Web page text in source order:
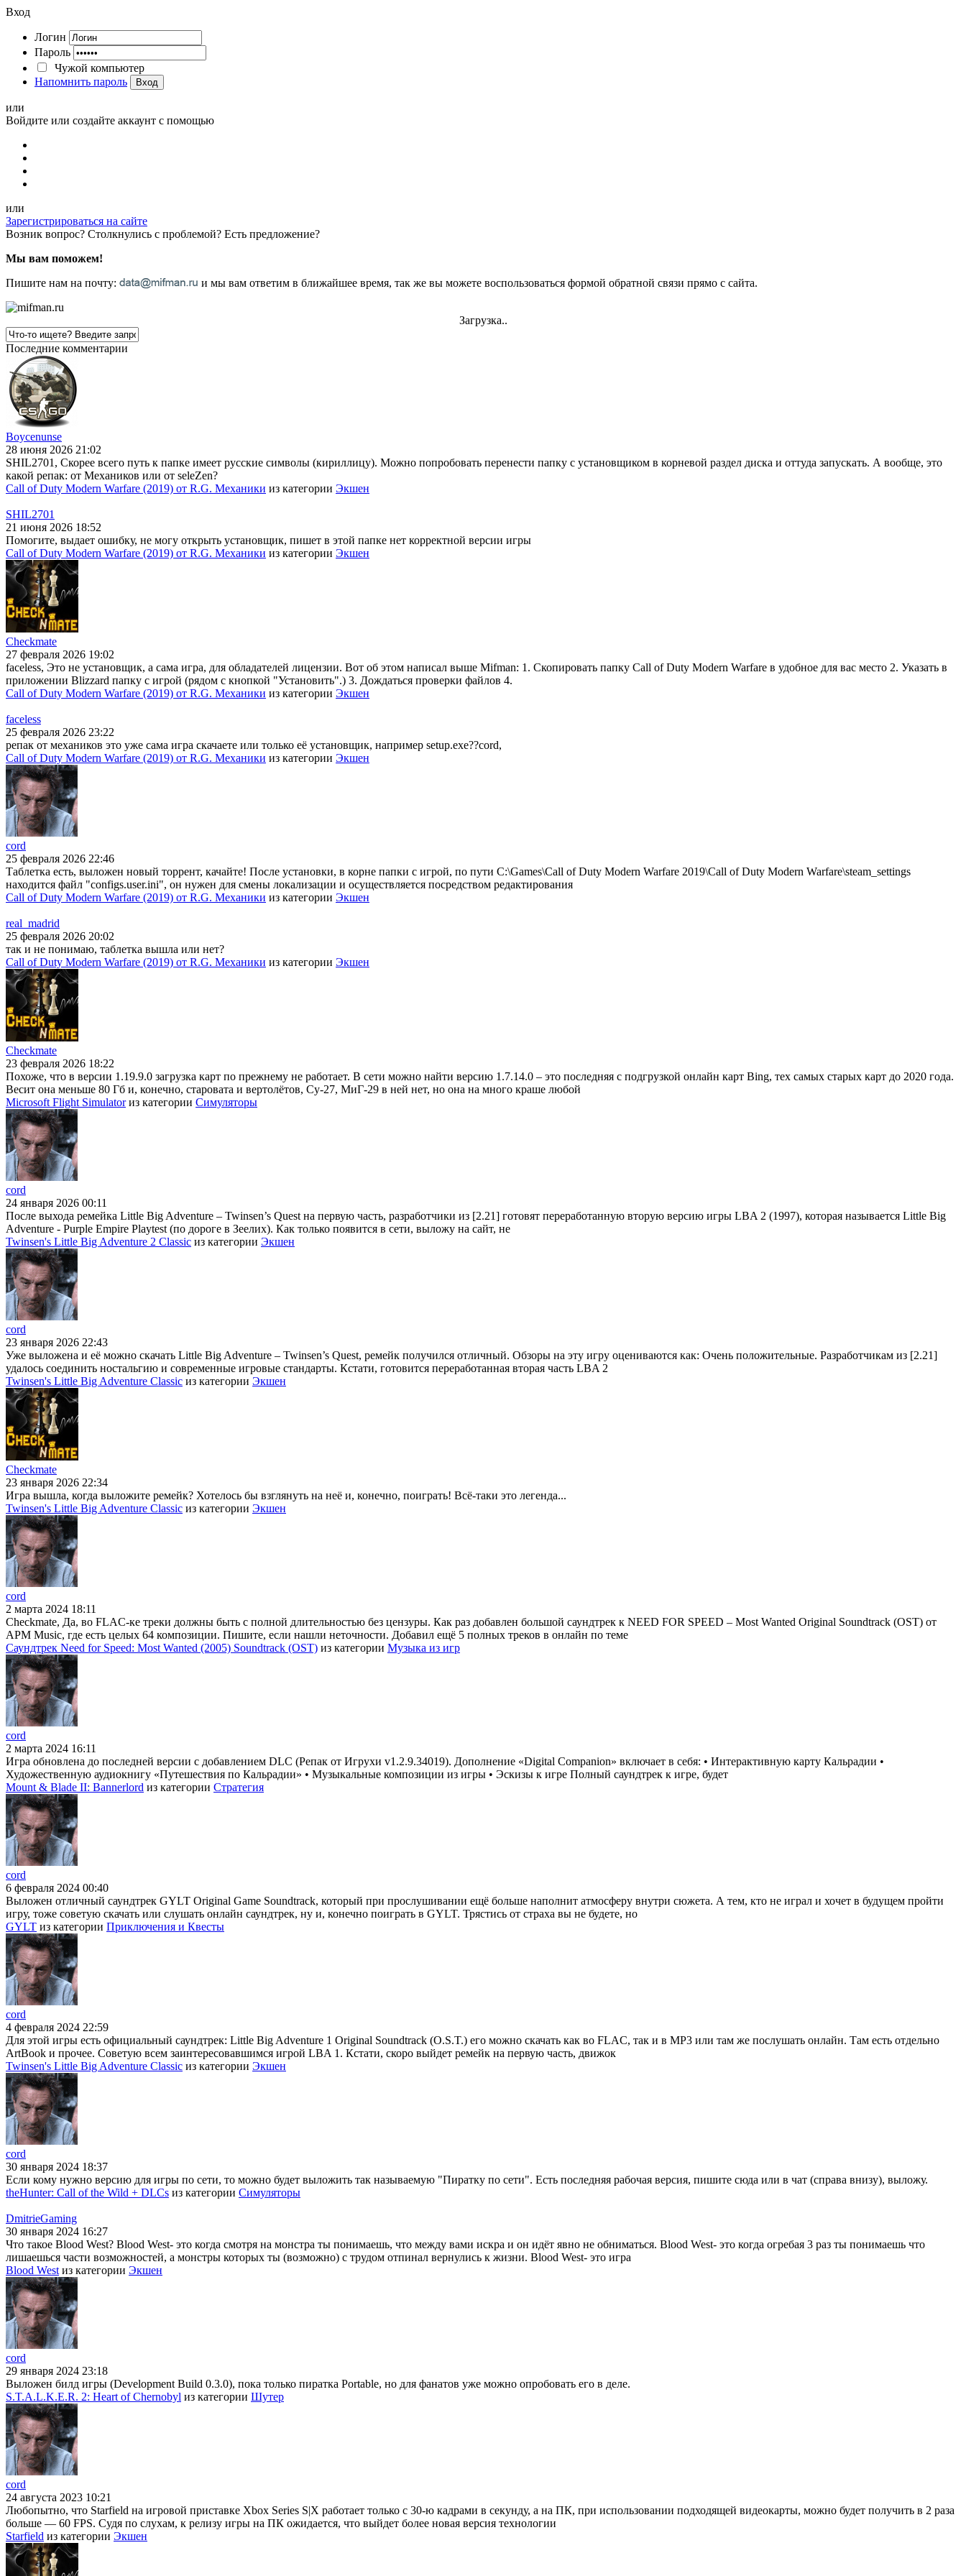
Вход
Логин
Пароль
Чужой компьютер
Напомнить пароль
Вход
или
Войдите или создайте аккаунт с помощью
или
Зарегистрироваться на сайте
Возник вопрос? Столкнулись с проблемой? Есть предложение?
Мы вам поможем!
Пишите нам на почту:
и мы вам ответим в ближайшее время, так же вы можете воспользоваться формой обратной связи прямо с сайта.
Загрузка..
Последние комментарии
Boycenunse
28 июня 2026 21:02
SHIL2701, Скорее всего путь к папке имеет русские символы (кириллицу). Можно попробовать перенести папку с установщиком в корневой раздел диска и оттуда запускать. А вообще, это
какой репак: от Механиков или от seleZen?
Call of Duty Modern Warfare (2019) от R.G. Механики из категории Экшен
SHIL2701
21 июня 2026 18:52
Помогите, выдает ошибку, не могу открыть установщик, пишет в этой папке нет корректной версии игры
Call of Duty Modern Warfare (2019) от R.G. Механики из категории Экшен
Checkmate
27 февраля 2026 19:02
faceless, Это не установщик, а сама игра, для обладателей лицензии. Вот об этом написал выше Mifman: 1. Скопировать папку Call of Duty Modern Warfare в удобное для вас место 2. Указать в
приложении Blizzard папку с игрой (рядом с кнопкой "Установить".) 3. Дождаться проверки файлов 4.
Call of Duty Modern Warfare (2019) от R.G. Механики из категории Экшен
faceless
25 февраля 2026 23:22
репак от механиков это уже сама игра скачаете или только её установщик, например setup.exe??cord,
Call of Duty Modern Warfare (2019) от R.G. Механики из категории Экшен
cord
25 февраля 2026 22:46
Таблетка есть, выложен новый торрент, качайте! После установки, в корне папки с игрой, по пути C:\Games\Call of Duty Modern Warfare 2019\Call of Duty Modern Warfare\steam_settings
находится файл "configs.user.ini", он нужен для смены локализации и осуществляется посредством редактирования
Call of Duty Modern Warfare (2019) от R.G. Механики из категории Экшен
real_madrid
25 февраля 2026 20:02
так и не понимаю, таблетка вышла или нет?
Call of Duty Modern Warfare (2019) от R.G. Механики из категории Экшен
Checkmate
23 февраля 2026 18:22
Похоже, что в версии 1.19.9.0 загрузка карт по прежнему не работает. В сети можно найти версию 1.7.14.0 – это последняя с подгрузкой онлайн карт Bing, тех самых старых карт до 2020 года.
Весит она меньше 80 Гб и, конечно, старовата и вертолётов, Су-27, МиГ-29 в ней нет, но она на много краше любой
Microsoft Flight Simulatorиз категории Симуляторы
cord
24 января 2026 00:11
После выхода ремейка Little Big Adventure – Twinsen’s Quest на первую часть, разработчики из [2.21] готовят переработанную вторую версию игры LBA 2 (1997), которая называется Little Big
Adventure - Purple Empire Playtest (по дороге в Зеелих). Как только появится в сети, выложу на сайт, не
Twinsen's Little Big Adventure 2 Classic из категории Экшен
cord
23 января 2026 22:43
Уже выложена и её можно скачать Little Big Adventure – Twinsen’s Quest, ремейк получился отличный. Обзоры на эту игру оцениваются как: Очень положительные. Разработчикам из [2.21]
удалось соединить ностальгию и современные игровые стандарты. Кстати, готовится переработанная вторая часть LBA 2
Twinsen's Little Big Adventure Classic из категории Экшен
Checkmate
23 января 2026 22:34
Игра вышла, когда выложите ремейк? Хотелось бы взглянуть на неё и, конечно, поиграть! Всё-таки это легенда...
Twinsen's Little Big Adventure Classic из категории Экшен
cord
2 марта 2024 18:11
Checkmate, Да, во FLAC-ке треки должны быть с полной длительностью без цензуры. Как раз добавлен большой саундтрек к NEED FOR SPEED – Most Wanted Original Soundtrack (OST) от
APM Music, где есть целых 64 композиции. Пишите, если нашли неточности. Добавил ещё 5 полных треков в онлайн по теме
Саундтрек Need for Speed: Most Wanted (2005) Soundtrack (OST) из категории Музыка из игр
cord
2 марта 2024 16:11
Игра обновлена до последней версии с добавлением DLC (Репак от Игрухи v1.2.9.34019). Дополнение «Digital Companion» включает в себя: • Интерактивную карту Кальрадии •
Художественную аудиокнигу «Путешествия по Кальрадии» • Музыкальные композиции из игры • Эскизы к игре Полный саундтрек к игре, будет
Mount & Blade II: Bannerlord из категории Стратегия
cord
6 февраля 2024 00:40
Выложен отличный саундтрек GYLT Original Game Soundtrack, который при прослушивании ещё больше наполнит атмосферу внутри сюжета. А тем, кто не играл и хочет в будущем пройти
игру, тоже советую скачать или слушать онлайн саундтрек, ну и, конечно поиграть в GYLT. Трястись от страха вы не будете, но
GYLT из категории Приключения и Квесты
cord
4 февраля 2024 22:59
Для этой игры есть официальный саундтрек: Little Big Adventure 1 Original Soundtrack (O.S.T.) его можно скачать как во FLAC, так и в MP3 или там же послушать онлайн. Там есть отдельно
ArtBook и прочее. Советую всем заинтересовавшимся игрой LBA 1. Кстати, скоро выйдет ремейк на первую часть, движок
Twinsen's Little Big Adventure Classic из категории Экшен
cord
30 января 2024 18:37
Если кому нужно версию для игры по сети, то можно будет выложить так называемую "Пиратку по сети". Есть последняя рабочая версия, пишите сюда или в чат (справа внизу), выложу.
theHunter: Call of the Wild + DLCs из категории Симуляторы
DmitrieGaming
30 января 2024 16:27
Что такое Blood West? Blood West- это когда смотря на монстра ты понимаешь, что между вами искра и он идёт явно не обниматься. Blood West- это когда огребая 3 раз ты понимаешь что
лишаешься части возможностей, а монстры которых ты (возможно) с трудом отпинал вернулись к жизни. Blood West- это игра
Blood West из категории Экшен
cord
29 января 2024 23:18
Выложен билд игры (Development Build 0.3.0), пока только пиратка Portable, но для фанатов уже можно опробовать его в деле.
S.T.A.L.K.E.R. 2: Heart of Chernobyl из категории Шутер
cord
24 августа 2023 10:21
Любопытно, что Starfield на игровой приставке Xbox Series S|X работает только с 30-ю кадрами в секунду, а на ПК, при использовании подходящей видеокарты, можно будет получить в 2 раза
больше — 60 FPS. Судя по слухам, к релизу игры на ПК ожидается, что выйдет более новая версия технологии
Starfield из категории Экшен